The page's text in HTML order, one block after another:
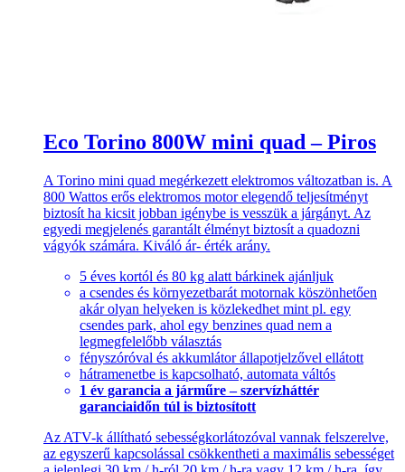
Eco Torino 800W mini quad – Piros
A Torino mini quad megérkezett elektromos változatban is. A
800 Wattos erős elektromos motor elegendő teljesítményt
biztosít ha kicsit jobban igénybe is vesszük a járgányt. Az
egyedi megjelenés garantált élményt biztosít a quadozni
vágyók számára. Kiváló ár- érték arány.
5 éves kortól és 80 kg alatt bárkinek ajánljuk
a csendes és környezetbarát motornak köszönhetően
akár olyan helyeken is közlekedhet mint pl. egy
csendes park, ahol egy benzines quad nem a
legmegfelelőbb választás
fényszóróval és akkumlátor állapotjelzővel ellátott
hátramenetbe is kapcsolható, automata váltós
1 év garancia a járműre – szervízháttér
garanciaidőn túl is biztosított
Az ATV-k állítható sebességkorlátozóval vannak felszerelve,
az egyszerű kapcsolással csökkentheti a maximális sebességet